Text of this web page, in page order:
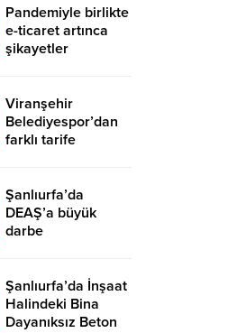
Pandemiyle birlikte
e-ticaret artınca
şikayetler
Viranşehir
Belediyespor’dan
farklı tarife
Şanlıurfa’da
DEAŞ’a büyük
darbe
Şanlıurfa’da İnşaat
Halindeki Bina
Dayanıksız Beton